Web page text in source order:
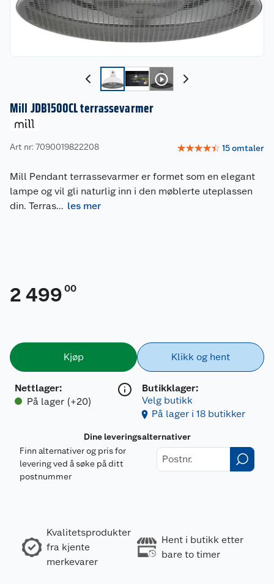
Mill JDB1500CL terrassevarmer
Art nr: 7090019822208 ☆☆☆☆☆ 15omtaler
Mill Pendant terrassevarmer er formet som en elegant
lampe og vil gli naturlig inn i den møblerte uteplassen
din. Terras... les mer
2 499 00
Kjøp
Nettlager:
På lager (+20)
Klikk og hent
Butikklager:
Velg butikk
På lager i 18 butikker
Dine leveringsalternativer
Finn alternativer og pris for
levering ved å søke på ditt
postnummer
Kvalitetsprodukter
fra kjente
merkevarer
Hent i butikk etter
bare to timer